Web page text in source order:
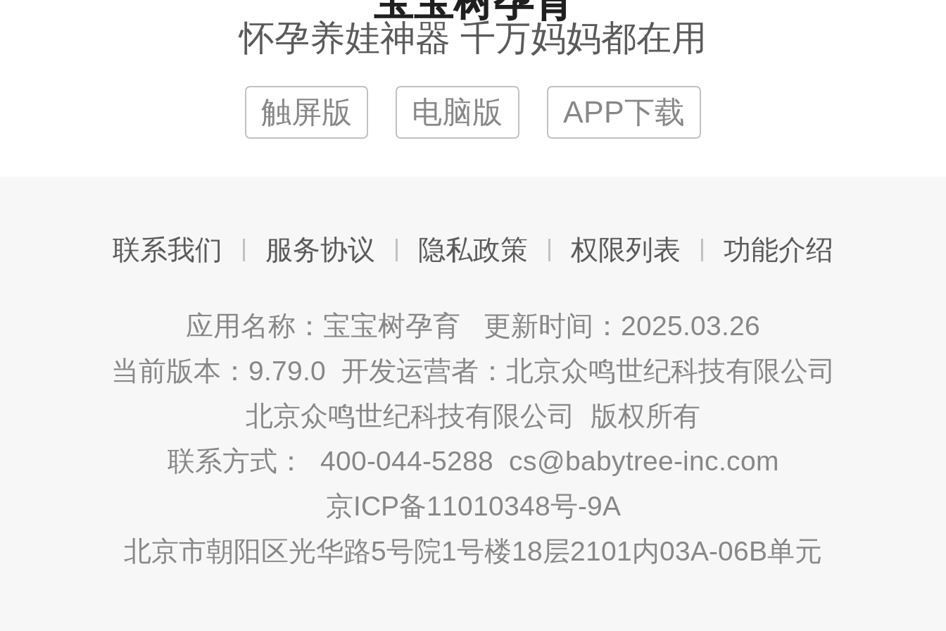
怀孕养娃神器 千万妈妈都在用
触屏版 电脑版 APP下载
联系我们 服务协议 隐私政策 权限列表 功能介绍
应用名称：宝宝树孕育 更新时间：2025.03.26
当前版本：9.79.0 开发运营者：北京众鸣世纪科技有限公司
北京众鸣世纪科技有限公司 版权所有
联系方式： 400-044-5288 cs@babytree-inc.com
京ICP备11010348号-9A
北京市朝阳区光华路5号院1号楼18层2101内03A-06B单元